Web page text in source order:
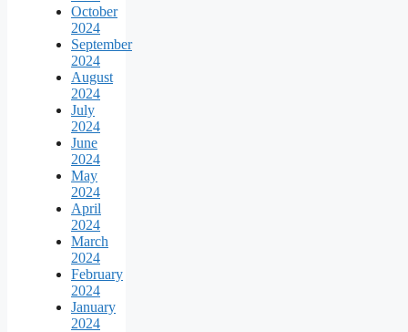
October
2024
September
2024
August
2024
July
2024
June
2024
May
2024
April
2024
March
2024
February
2024
January
2024